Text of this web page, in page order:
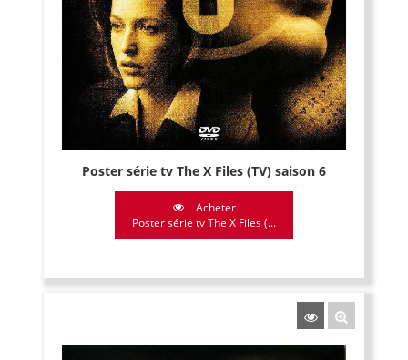
Poster série tv The X Files (TV) saison 6
Acheter
Poster série tv The X Files (...